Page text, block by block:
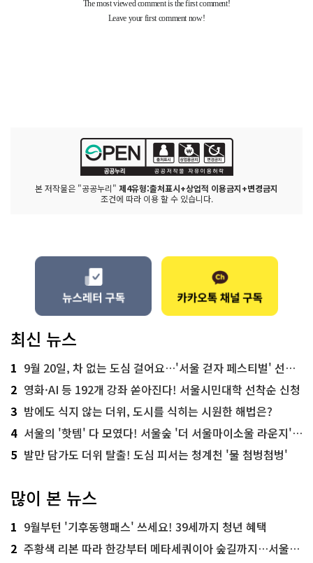
본 저작물은 "공공누리" 제4유형:출처표시+상업적 이용금지+변경금지
조건에 따라 이용 할 수 있습니다.
최신 뉴스
1 9월 20일, 차 없는 도심 걸어요…'서울 걷자 페스티벌' 선착순 5천명
2 영화·AI 등 192개 강좌 쏟아진다! 서울시민대학 선착순 신청
3 밤에도 식지 않는 더위, 도시를 식히는 시원한 해법은?
4 서울의 '핫템' 다 모였다! 서울숲 '더 서울마이소울 라운지' 오픈
5 발만 담가도 더위 탈출! 도심 피서는 청계천 '물 첨벙첨벙'
많이 본 뉴스
1 9월부턴 '기후동행패스' 쓰세요! 39세까지 청년 혜택
2 주황색 리본 따라 한강부터 메타세쿼이아 숲길까지…서울둘레길 15코스